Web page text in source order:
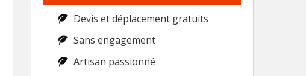
Devis et déplacement gratuits
Sans engagement
Artisan passionné